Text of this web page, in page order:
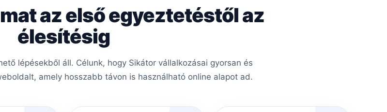
az első egyeztetéstől az
élesítésig
lépésekből áll. Célunk, hogy Sikátor vállalkozásai gyorsan és
amely hosszabb távon is használható online alapot ad.